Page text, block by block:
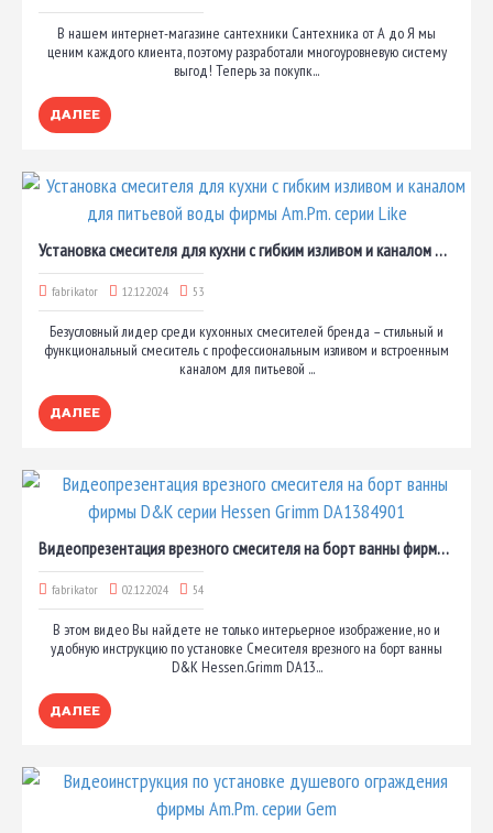
В нашем интернет-магазине сантехники Сантехника от А до Я мы
ценим каждого клиента, поэтому разработали многоуровневую систему
выгод! Теперь за покупк...
ДАЛЕЕ
Установка смесителя для кухни с гибким изливом и каналом для питьевой воды фирмы Am.Pm. серии Like
fabrikator 12.12.2024 53
Безусловный лидер среди кухонных смесителей бренда – стильный и
функциональный смеситель с профессиональным изливом и встроенным
каналом для питьевой ...
ДАЛЕЕ
Видеопрезентация врезного смесителя на борт ванны фирмы D&K серии Hessen Grimm DA1384901
fabrikator 02.12.2024 54
В этом видео Вы найдете не только интерьерное изображение, но и
удобную инструкцию по установке Смесителя врезного на борт ванны
D&K Hessen.Grimm DA13...
ДАЛЕЕ